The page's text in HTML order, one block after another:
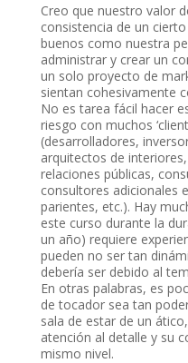
Creo que nuestro valor
consistencia de un
buenos como nuestra
administrar y crear un
un solo proyecto de
sientan cohesivamente
No es tarea fácil hacer
riesgo con muchos
(desarrolladores,
arquitectos de
relaciones públicas,
consultores adicionales
parientes, etc.). Hay
este curso durante la
un año) requiere
pueden no ser tan
debería ser debido al
En otras palabras, es
de tocador sea tan
sala de estar de un
atención al detalle y su
mismo nivel.